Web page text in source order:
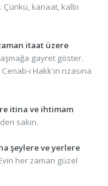
Çünkü, kanaat, kalbi
itaat üzere
gayret göster.
ı Hakk'ın rızasına
itina ve ihtimam
sakın.
şeylere ve yerlere
her zaman güzel